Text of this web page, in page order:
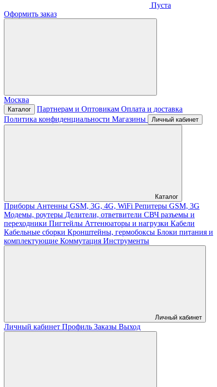
Пуста
Оформить заказ
Москва
Каталог Партнерам и Оптовикам Оплата и доставка
Политика конфиденциальности Магазины Личный кабинет
Каталог
Приборы Антенны GSM, 3G, 4G, WiFi Репитеры GSM, 3G
Модемы, роутеры Делители, ответвители СВЧ разъемы и
переходники Пигтейлы Аттенюаторы и нагрузки Кабели
Кабельные сборки Кронштейны, гермобоксы Блоки питания и
комплектующие Коммутация Инструменты
Личный кабинет
Личный кабинет Профиль Заказы Выход